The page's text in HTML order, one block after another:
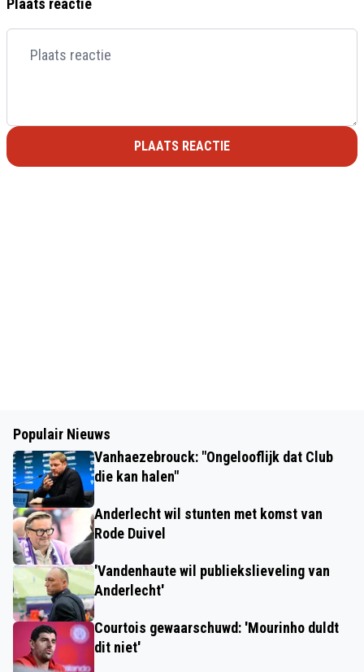
Plaats reactie
PLAATS REACTIE
Populair Nieuws
Vanhaezebrouck: "Ongelooflijk dat Club
die kan halen"
Anderlecht wil stunten met komst van
Rode Duivel
'Vandenhaute wil publiekslieveling van
Anderlecht'
Courtois gewaarschuwd: 'Mourinho duldt
dit niet'